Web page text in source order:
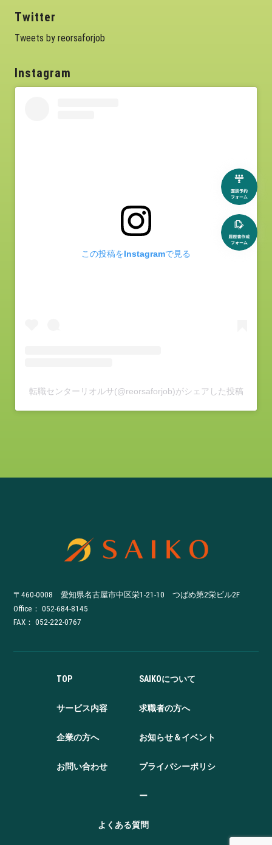
Twitter
Tweets by reorsaforjob
Instagram
この投稿をInstagramで見る
転職センターリオルサ(@reorsaforjob)がシェアした投稿
〒460-0008 愛知県名古屋市中区栄1-21-10 つばめ第2栄ビル2F
Office：052-684-8145
FAX： 052-222-0767
TOP SAIKOについて
サービス内容 求職者の方へ
企業の方へ お知らせ＆イベント
お問い合わせ プライバシーポリシ
ー
よくある質問